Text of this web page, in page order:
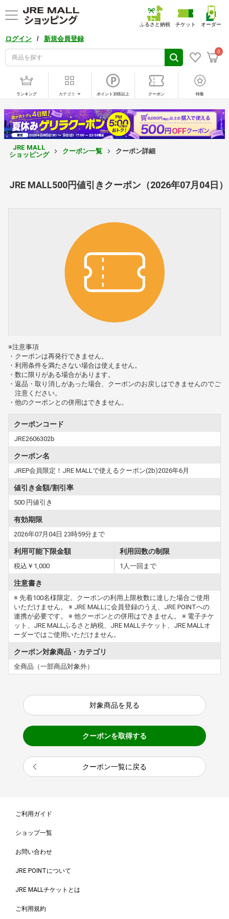
ログイン / 新規会員登録
0
ふるさと納税 チケット オーダー
ランキング カテゴリ ポイント10倍以上 クーポン 特集
JRE MALL
ショッピング
クーポン一覧 クーポン詳細
JRE MALL500円値引きクーポン（2026年07月04日）
※注意事項
・クーポンは再発行できません。
・利用条件を満たさない場合は使えません。
・数に限りがある場合があります。
・返品・取り消しがあった場合、クーポンのお戻しはできませんのでご
注意ください。
・他のクーポンとの併用はできません。
クーポンコード
JRE2606302b
クーポン名
JREP会員限定！JRE MALLで使えるクーポン(2b)2026年6月
値引き金額/割引率
500 円値引き
有効期限
2026年07月04日 23時59分まで
利用可能下限金額
税込￥1,000
利用回数の制限
1人一回まで
注意書き
※ 先着100名様限定。クーポンの利用上限枚数に達した場合ご使用
いただけません。 ※ JRE MALLに会員登録のうえ、JRE POINTへの
連携が必要です。 ※ 他クーポンとの併用はできません。 ※ 電子チケ
ット、JRE MALLふるさと納税、JRE MALLチケット、JRE MALLオ
ーダーではご使用いただけません。
クーポン対象商品・カテゴリ
全商品（一部商品対象外）
対象商品を見る
クーポンを取得する
クーポン一覧に戻る
ご利用ガイド
ショップ一覧
お問い合わせ
JRE POINTについて
JRE MALLチケットとは
ご利用規約